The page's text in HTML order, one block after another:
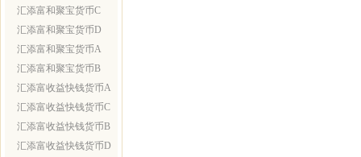
汇添富和聚宝货币C
汇添富和聚宝货币D
汇添富和聚宝货币A
汇添富和聚宝货币B
汇添富收益快钱货币A
汇添富收益快钱货币C
汇添富收益快钱货币B
汇添富收益快钱货币D